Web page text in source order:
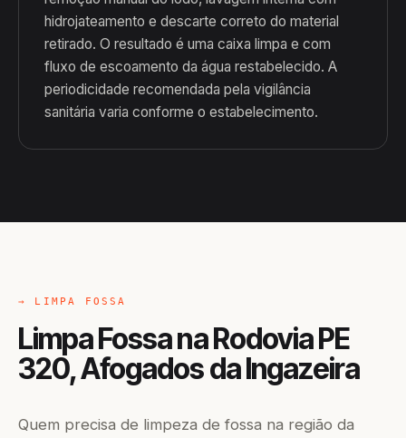
hidrojateamento e descarte correto do material
retirado. O resultado é uma caixa limpa e com
fluxo de escoamento da água restabelecido. A
periodicidade recomendada pela vigilância
sanitária varia conforme o estabelecimento.
→ LIMPA FOSSA
Limpa Fossa na Rodovia PE
320, Afogados da Ingazeira
Quem precisa de limpeza de fossa na região da